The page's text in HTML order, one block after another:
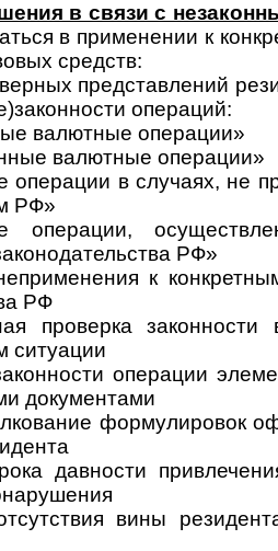
в связи с
в при­мене­нии к
средств:
пред­став­ле­ний
опе­ра­ций:
валют­ные опе­ра­ции»
валют­ные опе­ра­ции»
опе­ра­ции в слу­чаях, не
РФ»
опе­ра­ции,
РФ»
к
РФ
про­верка
ситу­ации
опера­ции
доку­мен­тами
формули­ровок
дав­ности
вины